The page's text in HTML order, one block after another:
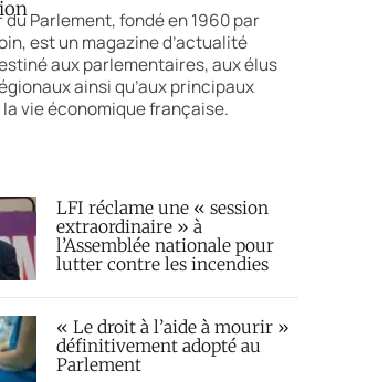
du Parlement, fondé en 1960 par
est un magazine d’actualité
aux parlementaires, aux élus
ainsi qu’aux principaux
vie économique française.
LFI réclame une « session
extraordinaire » à
l’Assemblée nationale pour
lutter contre les incendies
« Le droit à l’aide à mourir »
définitivement adopté au
Parlement